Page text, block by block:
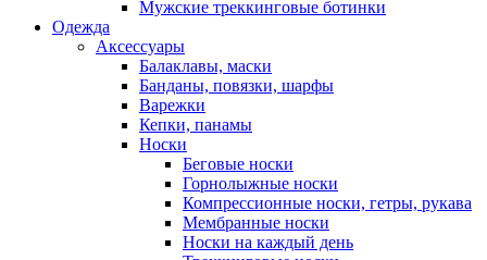
Мужские треккинговые ботинки
Одежда
Аксессуары
Балаклавы, маски
Банданы, повязки, шарфы
Варежки
Кепки, панамы
Носки
Беговые носки
Горнолыжные носки
Компрессионные носки, гетры, рукава
Мембранные носки
Носки на каждый день